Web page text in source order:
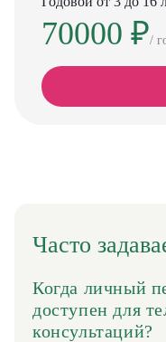
70000 ₽/
Часто
Когда личный
доступен для
консультаций?